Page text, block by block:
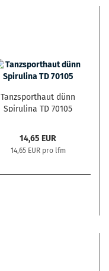
Tanzsporthaut dünn
Spirulina TD 70105
14,65 EUR
14,65 EUR pro lfm